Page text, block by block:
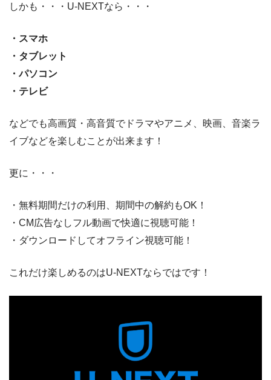
しかも・・・U-NEXTなら・・・
・スマホ
・タブレット
・パソコン
・テレビ
などでも高画質・高音質でドラマやアニメ、映画、音楽ラ
イブなどを楽しむことが出来ます！
更に・・・
・無料期間だけの利用、期間中の解約もOK！
・CM広告なしフル動画で快適に視聴可能！
・ダウンロードしてオフライン視聴可能！
これだけ楽しめるのはU-NEXTならではです！